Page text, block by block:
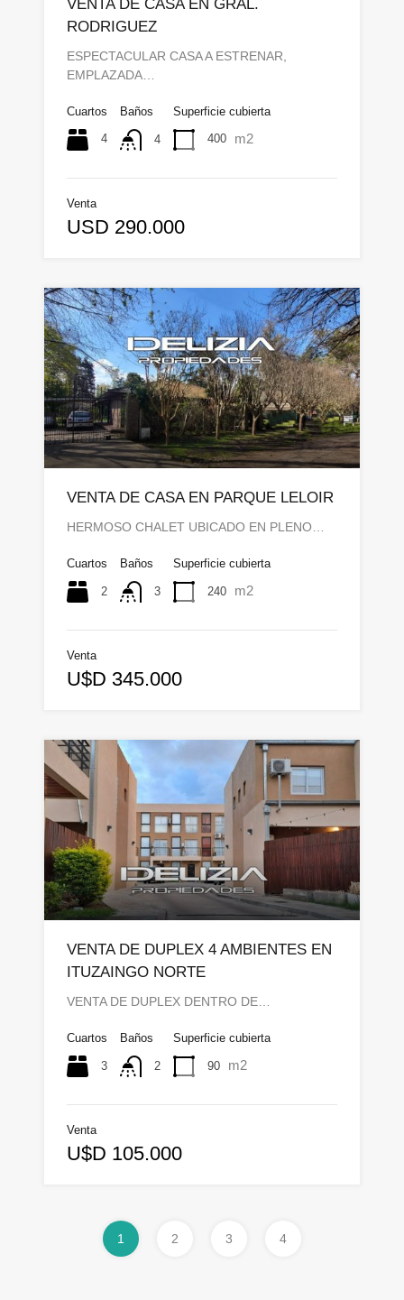
VENTA DE CASA EN GRAL.
RODRIGUEZ
ESPECTACULAR CASA A ESTRENAR,
EMPLAZADA…
Cuartos
4
Baños
4
Superficie cubierta
400 m2
Venta
USD 290.000
VENTA DE CASA EN PARQUE LELOIR
HERMOSO CHALET UBICADO EN PLENO…
Cuartos
2
Baños
3
Superficie cubierta
240 m2
Venta
U$D 345.000
VENTA DE DUPLEX 4 AMBIENTES EN
ITUZAINGO NORTE
VENTA DE DUPLEX DENTRO DE…
Cuartos
3
Baños
2
Superficie cubierta
90 m2
Venta
U$D 105.000
1 2 3 4